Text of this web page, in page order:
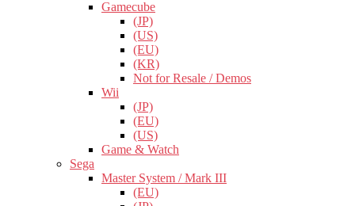
Gamecube
(JP)
(US)
(EU)
(KR)
Not for Resale / Demos
Wii
(JP)
(EU)
(US)
Game & Watch
Sega
Master System / Mark III
(EU)